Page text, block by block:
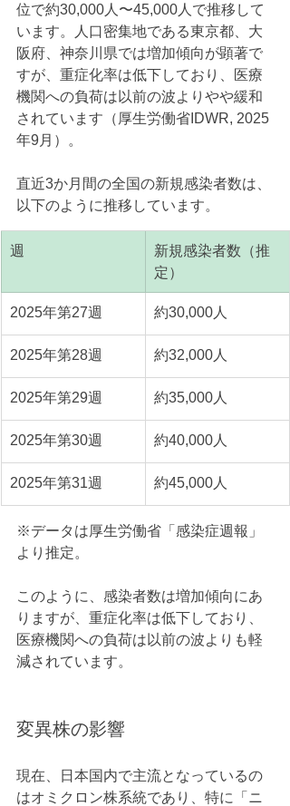
位で約30,000人〜45,000人で推移して
います。人口密集地である東京都、大
阪府、神奈川県では増加傾向が顕著で
すが、重症化率は低下しており、医療
機関への負荷は以前の波よりやや緩和
されています（厚生労働省IDWR, 2025
年9月）。
直近3か月間の全国の新規感染者数は、
以下のように推移しています。
週
新規感染者数（推
定）
2025年第27週 約30,000人
2025年第28週 約32,000人
2025年第29週 約35,000人
2025年第30週 約40,000人
2025年第31週 約45,000人
※データは厚生労働省「感染症週報」
より推定。
このように、感染者数は増加傾向にあ
りますが、重症化率は低下しており、
医療機関への負荷は以前の波よりも軽
減されています。
変異株の影響
現在、日本国内で主流となっているの
はオミクロン株系統であり、特に「ニ